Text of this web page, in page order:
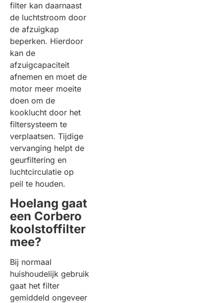
filter kan daarnaast
de luchtstroom door
de afzuigkap
beperken. Hierdoor
kan de
afzuigcapaciteit
afnemen en moet de
motor meer moeite
doen om de
kooklucht door het
filtersysteem te
verplaatsen. Tijdige
vervanging helpt de
geurfiltering en
luchtcirculatie op
peil te houden.
Hoelang gaat
een Corbero
koolstoffilter
mee?
Bij normaal
huishoudelijk gebruik
gaat het filter
gemiddeld ongeveer